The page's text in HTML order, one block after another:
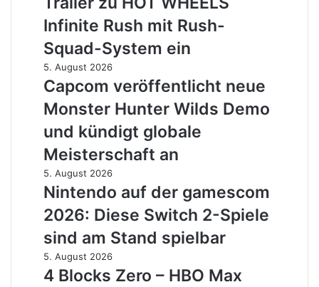
neuem
Trailer
zu
HOT
WHEELS
Infinite
Rush
mit
Squad-
System
ein
Infinite Rush mit Rush-
Squad-System ein
Capcom
veröffentlicht
neue
Monster
Hunter
Wilds
Demo
und
kündigt
globale
Meisterschaft
5. August 2026
Capcom veröffentlicht neue
Monster Hunter Wilds Demo
und kündigt globale
Meisterschaft an
Nintendo
auf
gamescom
2026:
Diese
Switch
2-
5. August 2026
Nintendo auf der gamescom
2026: Diese Switch 2-Spiele
sind am Stand spielbar
4
Blocks
5. August 2026
4 Blocks Zero – HBO Max